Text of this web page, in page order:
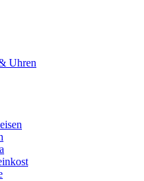
Uhren